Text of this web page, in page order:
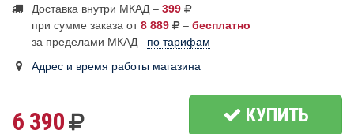
Доставка внутри МКАД – 399
при сумме заказа от8 889 – бесплатно
за пределами МКАД– по тарифам
Адрес и время работы магазина
6 390 КУПИТЬ